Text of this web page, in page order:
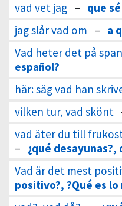
vad vet jag – que
jag slår vad om – a
Vad heter det på
español?
här: säg vad han
vilken tur, vad skönt
vad äter du till
– ¿qué desayunas?,
Vad är det mest
positivo?, ?Qué es